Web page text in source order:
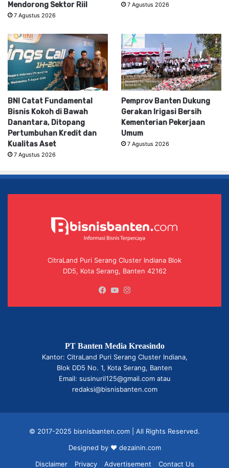
Mendorong Sektor Riil
7 Agustus 2026
7 Agustus 2026
BNI Catat Fundamental
Bisnis Kokoh di Bawah
Danantara, Ditopang
Pertumbuhan Kredit dan
Kualitas Aset
7 Agustus 2026
Pemprov Banten Dukung
Gerakan Irigasi Bersih
Kementerian Pekerjaan
Umum
7 Agustus 2026
CitraLand Puri Serang Cluster Indiana Blok
DD5, Kota Serang, Banten 42162
Facebook
YouTube
PT Banten Media Kreasindo
Kantor: CitraLand Puri Serang Cluster Indiana,
Blok DD5 No. 1, Kota Serang, Banten
Email: susinuril125@gmail.com atau
redaksi@bisnisbanten.com
© 2017-2025 bisnisbanten.com | All Rights Reserved.
Designed by ❤ dezainin.com
Disclaimer
Privacy Advertisement Contact Us